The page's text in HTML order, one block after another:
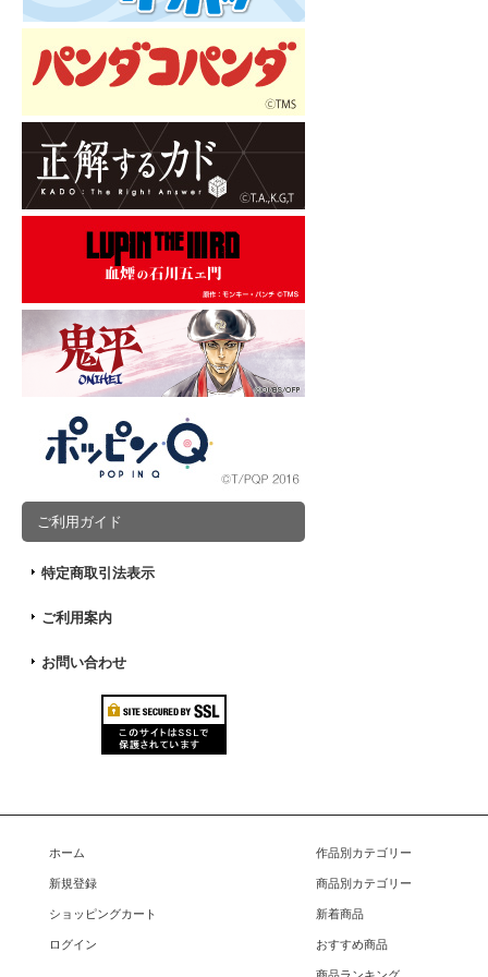
ご利用ガイド
特定商取引法表示
ご利用案内
お問い合わせ
ホーム
新規登録
ショッピングカート
ログイン
作品別カテゴリー
商品別カテゴリー
新着商品
おすすめ商品